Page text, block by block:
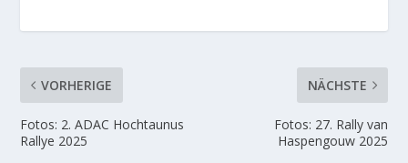
VORHERIGE
Fotos: 2. ADAC Hochtaunus
Rallye 2025
NÄCHSTE
Fotos: 27. Rally van
Haspengouw 2025